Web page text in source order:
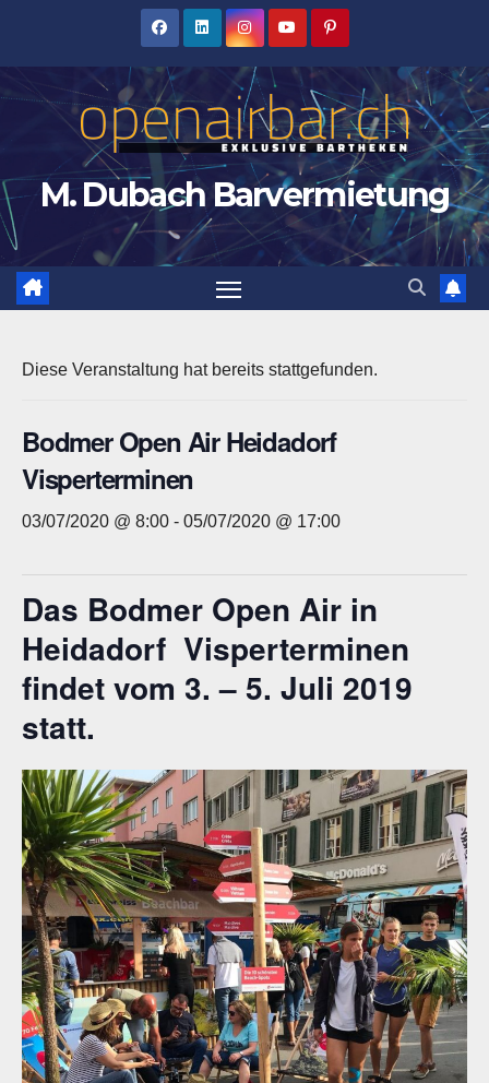
M. Dubach Barvermietung
Diese Veranstaltung hat bereits stattgefunden.
Bodmer Open Air Heidadorf
Visperterminen
03/07/2020 @ 8:00 - 05/07/2020 @ 17:00
Das Bodmer Open Air in
Heidadorf Visperterminen
findet vom 3. – 5. Juli 2019
statt.